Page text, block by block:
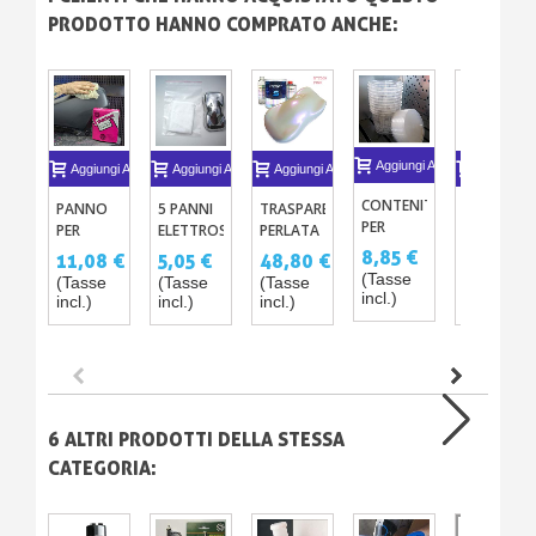
PRODOTTO HANNO COMPRATO ANCHE:
Aggiungi Al Carrello
PANNO
PER
ASCIUGARE
LA
CARROZZERIA
TACKCLOTH
ANTIPOLVERE
11,08 €
(Tasse
incl.)
Aggiungi Al Carrello
5 PANNI
ELETTROSTATICI
PER
VERNICE
CROMO
5,05 €
(Tasse
incl.)
Aggiungi Al Carrello
TRASPARENTE
PERLATA
EXTREM
CRYSTAL
48,80 €
(Tasse
incl.)
Aggiungi Al Carrello
CONTENITORE
PER
MISCELAZIONE
CON
COPERCHIO
8,85 €
(Tasse
incl.)
6 ALTRI PRODOTTI DELLA STESSA
CATEGORIA: